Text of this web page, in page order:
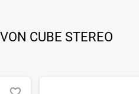
CUBE STEREO